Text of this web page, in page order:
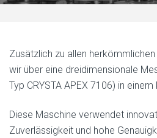
Zusätzlich zu allen
wir über eine dreidimensionale
Typ CRYSTA APEX 7106) in
Diese Maschine verwendet
Zuverlässigkeit und hohe